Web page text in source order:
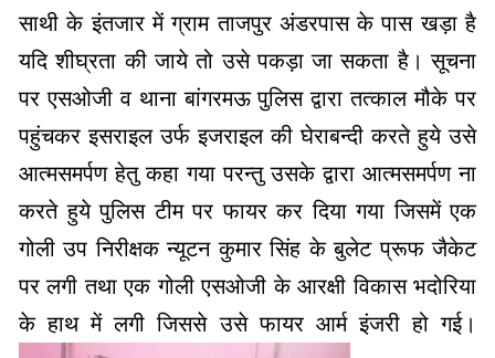
साथी के इंतजार में ग्राम ताजपुर अंडरपास के पास खड़ा है
यदि शीघ्रता की जाये तो उसे पकड़ा जा सकता है। सूचना
पर एसओजी व थाना बांगरमऊ पुलिस द्वारा तत्काल मौके पर
पहुंचकर इसराइल उर्फ इजराइल की घेराबन्दी करते हुये उसे
आत्मसमर्पण हेतु कहा गया परन्तु उसके द्वारा आत्मसमर्पण ना
करते हुये पुलिस टीम पर फायर कर दिया गया जिसमें एक
गोली उप निरीक्षक न्यूटन कुमार सिंह के बुलेट प्रूफ जैकेट
पर लगी तथा एक गोली एसओजी के आरक्षी विकास भदोरिया
के हाथ में लगी जिससे उसे फायर आर्म इंजरी हो गई।